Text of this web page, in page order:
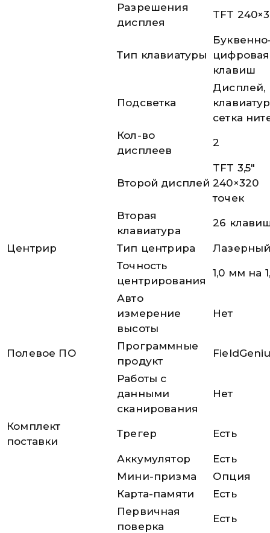
Разрешения
дисплея
TFT
Тип клавиатуры
клавиш
Подсветка
Дисплей,
сетка
Кол-во
дисплеев
2
Второй дисплей
TFT 3,5″
240×320
точек
Вторая
клавиатура
26
Центрир Тип центрира
Точность
центрирования
1,0 мм на
Авто
измерение
высоты
Нет
Полевое ПО
Программные
продукт
Работы c
данными
сканирования
Нет
Комплект
поставки
Трегер Есть
Аккумулятор
Есть
Мини-призма
Опция
Карта-памяти
Есть
Первичная
поверка
Есть